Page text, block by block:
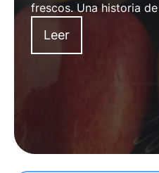
frescos. Una historia
Stefano Pellegatta
Leer